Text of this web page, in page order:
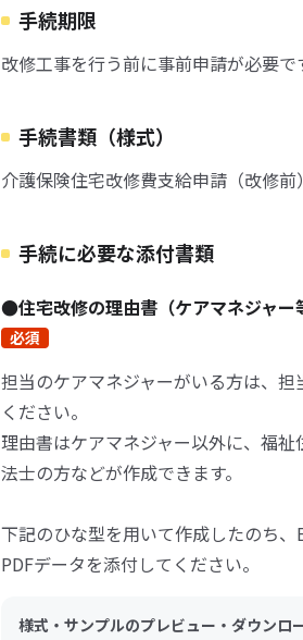
手続期限
改修工事を行う前に事前申請が必要で
手続書類（様式）
介護保険住宅改修費支給申請（改修前）
手続に必要な添付書類
●住宅改修の理由書（ケアマネジャー
必須
担当のケアマネジャーがいる方は、
ください。
理由書はケアマネジャー以外に、福
法士の方などが作成できます。
下記のひな型を用いて作成したのち
PDFデータを添付してください。
様式・サンプルのプレビュー・ダウンロ